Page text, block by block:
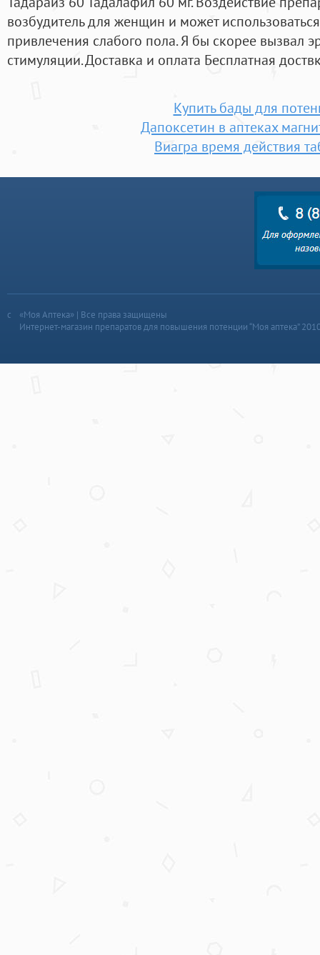
возбудитель для женщин и может
привлечения слабого пола. Я бы скорее вызвал
стимуляции. Доставка и оплата Бесплатная
Купить бады для
Дапоксетин в аптеках
Виагра время действия
«Моя Аптека» | Все права защищены
Интернет-магазин препаратов для повышения потенции “Моя аптека”